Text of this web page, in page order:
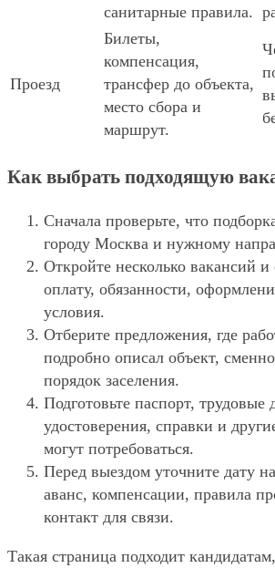
санитарные правила.
Проезд
Билеты,
компенсация,
трансфер до объекта,
место сбора и
маршрут.
Как выбрать подходящую
Сначала проверьте, что
городу Москва и нужному
Откройте несколько вакансий и
оплату, обязанности,
условия.
Отберите предложения, где
подробно описал объект,
порядок заселения.
Подготовьте паспорт, трудовые
удостоверения, справки и
могут потребоваться.
Перед выездом уточните дату
аванс, компенсации, правила
контакт для связи.
Такая страница подходит